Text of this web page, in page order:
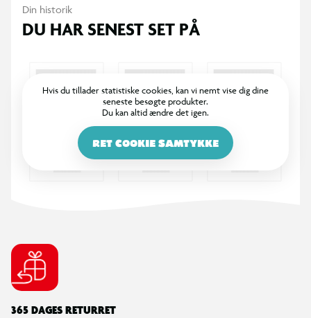
Din historik
DU HAR SENEST SET PÅ
Hvis du tillader statistiske cookies, kan vi nemt vise dig dine
seneste besøgte produkter.
Du kan altid ændre det igen.
RET COOKIE SAMTYKKE
365 DAGES RETURRET